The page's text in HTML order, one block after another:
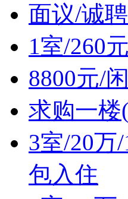
面议/诚
1室/260
8800元/
求购一
3室/20万
包入住